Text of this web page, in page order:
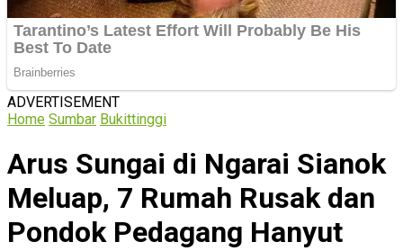
ADVERTISEMENT
Home Sumbar Bukittinggi
Arus Sungai di Ngarai Sianok
Meluap, 7 Rumah Rusak dan
Pondok Pedagang Hanyut